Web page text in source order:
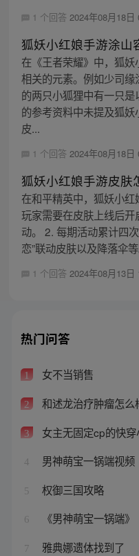
1 个回答 2024年08月18日
狐妖小红娘手游涂山
在《王者荣耀》中，狐
相关的元素。例如少司
的两只小狐狸中有一只
的参考资料中未提及狐
皮...
1 个回答 2024年08月18日
狐妖小红娘手游皮肤
在和平精英中，狐妖小
玩家需要在皮肤上线后
动。 2. 每期活动累计四
恋”联动皮肤以及降落伞
1 个回答 2024年08月13日
热门问答
1 女不当销售
2 和述龙治疗肿瘤怎么
3 女主无固定cp的快
4 男神萌宝一锅端视频
5 权御三国攻略
6 《男神萌宝一锅端》
7 雅典娜遗体找到了